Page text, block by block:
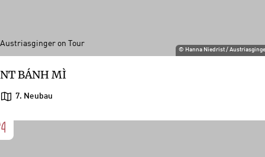
© Hanna Niedrist /
Austriasginger on Tour
NT BÁNH MÌ
7. Neubau